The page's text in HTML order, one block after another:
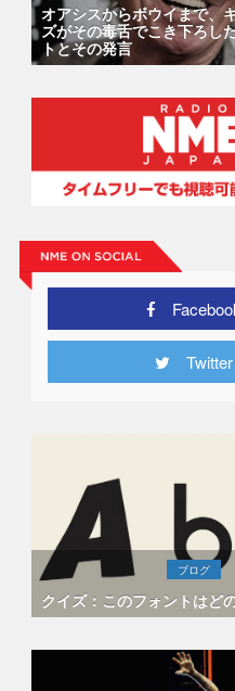
オアシスからボウイまで、
ズがその毒舌でこき下ろし
トとその発言
Twitter
ブログ
クイズ：このフォントはど